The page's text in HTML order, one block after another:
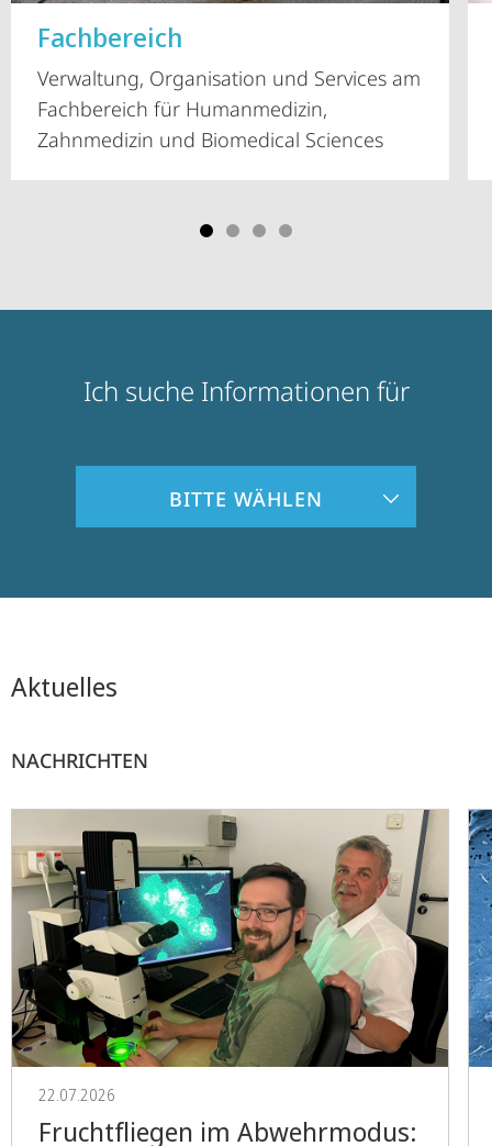
Fachbereich
Verwaltung, Organisation und Services am
Fachbereich für Humanmedizin,
Zahnmedizin und Biomedical Sciences
Zielgruppeninformationen
Ich suche Informationen für
BITTE WÄHLEN
Aktuelles
NACHRICHTEN
22.07.2026
Fruchtfliegen im Abwehrmodus: